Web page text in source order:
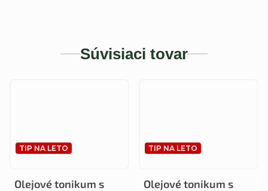
Súvisiaci tovar
TIP NA LETO
Olejové tonikum s
TIP NA LETO
Olejové tonikum s